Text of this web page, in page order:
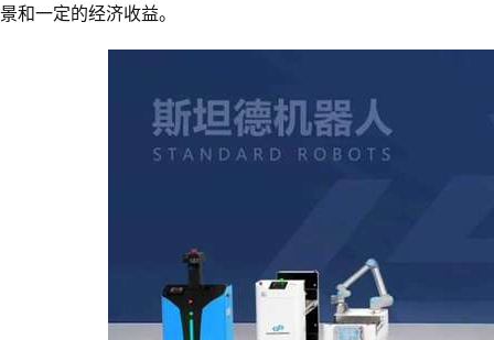
景和一定的经济收益。